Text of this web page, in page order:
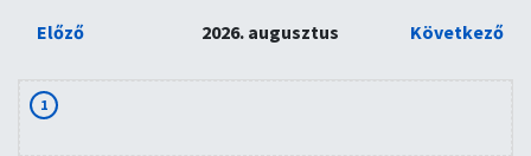
Előző 2026. augusztus Következő
1